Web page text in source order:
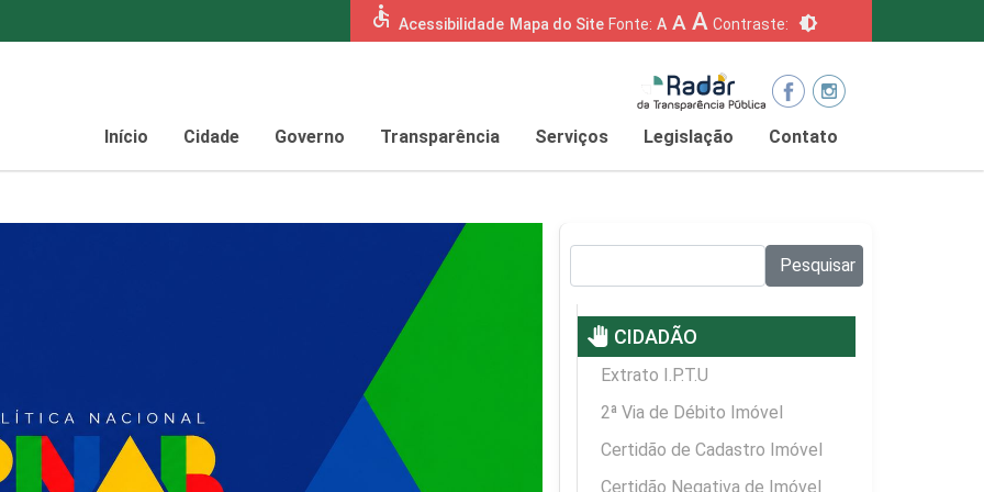
accessible Acessibilidade Mapa do Site Fonte: A A A Contraste: brightness_6
Início Cidade Governo Transparência Serviços Legislação Contato
Pesquisar
pan_tool CIDADÃO
Extrato I.P.T.U
2ª Via de Débito Imóvel
Certidão de Cadastro Imóvel
Certidão Negativa de Imóvel